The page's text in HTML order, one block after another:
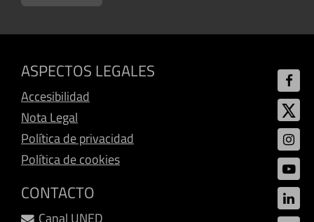
ASPECTOS LEGALES
Accesibilidad
Nota Legal
Política de privacidad
Política de cookies
CONTACTO
Canal UNED